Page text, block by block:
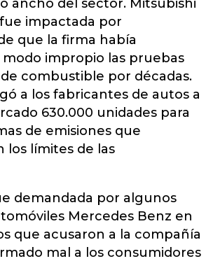
ancho del sector. Mitsubishi
impactada por
que la firma había
impropio las pruebas
combustible por décadas.
a los fabricantes de autos a
630.000 unidades para
de emisiones que
los límites de las
demandada por algunos
Mercedes Benz en
que acusaron a la compañía
mal a los consumidores